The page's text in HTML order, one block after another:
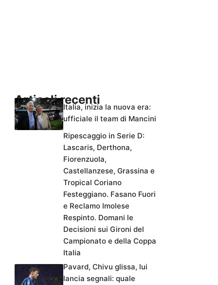
Articoli recenti
Italia, inizia la nuova era:
ufficiale il team di Mancini
Ripescaggio in Serie D:
Lascaris, Derthona,
Fiorenzuola,
Castellanzese, Grassina e
Tropical Coriano
Festeggiano. Fasano Fuori
e Reclamo Imolese
Respinto. Domani le
Decisioni sui Gironi del
Campionato e della Coppa
Italia
Pavard, Chivu glissa, lui
lancia segnali: quale